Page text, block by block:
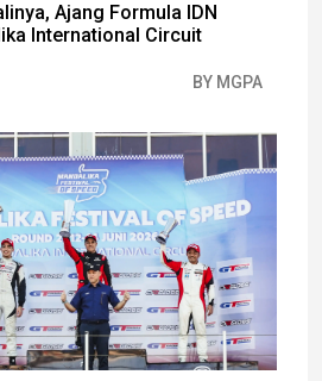
Ajang Formula IDN
International Circuit
BY MGPA